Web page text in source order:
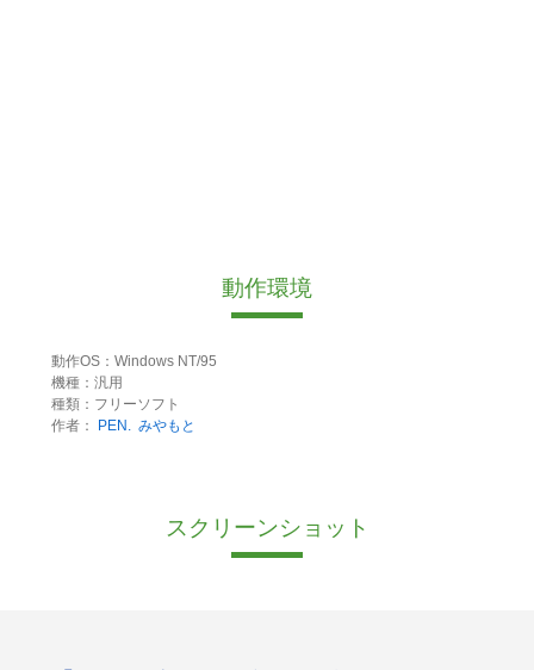
動作環境
動作OS：Windows NT/95
機種：汎用
種類：フリーソフト
作者：
PEN. みやもと
スクリーンショット